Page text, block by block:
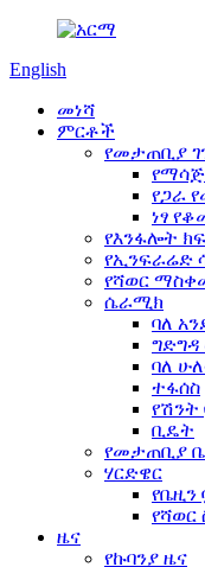
English
መነሻ
ምርቶች
የመታጠቢያ
የጋራ
ነፃ
የእንፋሎት
የኢንፍራሬድ
የሻወር
ሴራሚክ
ባለ
ግድግዳ
ባለ
ተፋሰስ
የሽንት
ቢዴት
የመታጠቢያ
ሃርድዌር
የቤዚን
የሻወር
ዜና
የኩባንያ ዜና